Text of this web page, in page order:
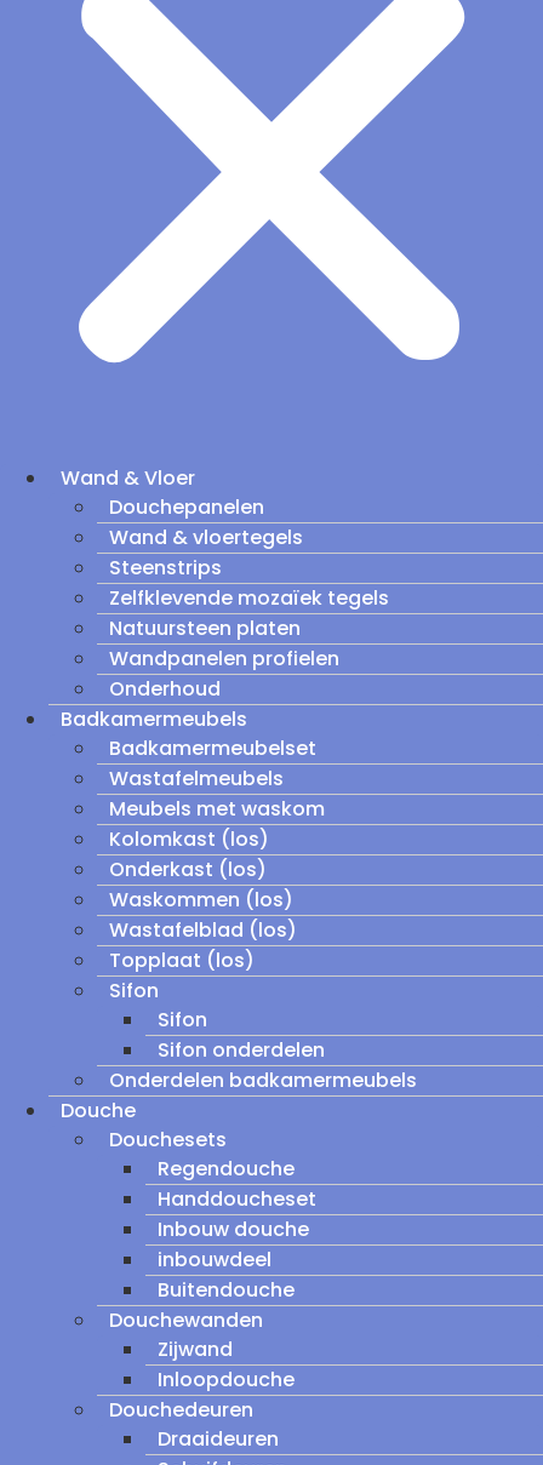
Wand & Vloer
Douchepanelen
Wand & vloertegels
Steenstrips
Zelfklevende mozaïek tegels
Natuursteen platen
Wandpanelen profielen
Onderhoud
Badkamermeubels
Badkamermeubelset
Wastafelmeubels
Meubels met waskom
Kolomkast (los)
Onderkast (los)
Waskommen (los)
Wastafelblad (los)
Topplaat (los)
Sifon
Sifon
Sifon onderdelen
Onderdelen badkamermeubels
Douche
Douchesets
Regendouche
Handdoucheset
Inbouw douche
inbouwdeel
Buitendouche
Douchewanden
Zijwand
Inloopdouche
Douchedeuren
Draaideuren